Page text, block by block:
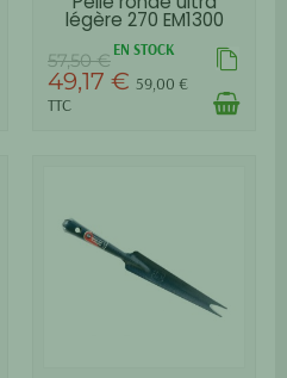
légère 270 EM1300
EN STOCK
57,50 €
49,17 € 59,00 €
TTC